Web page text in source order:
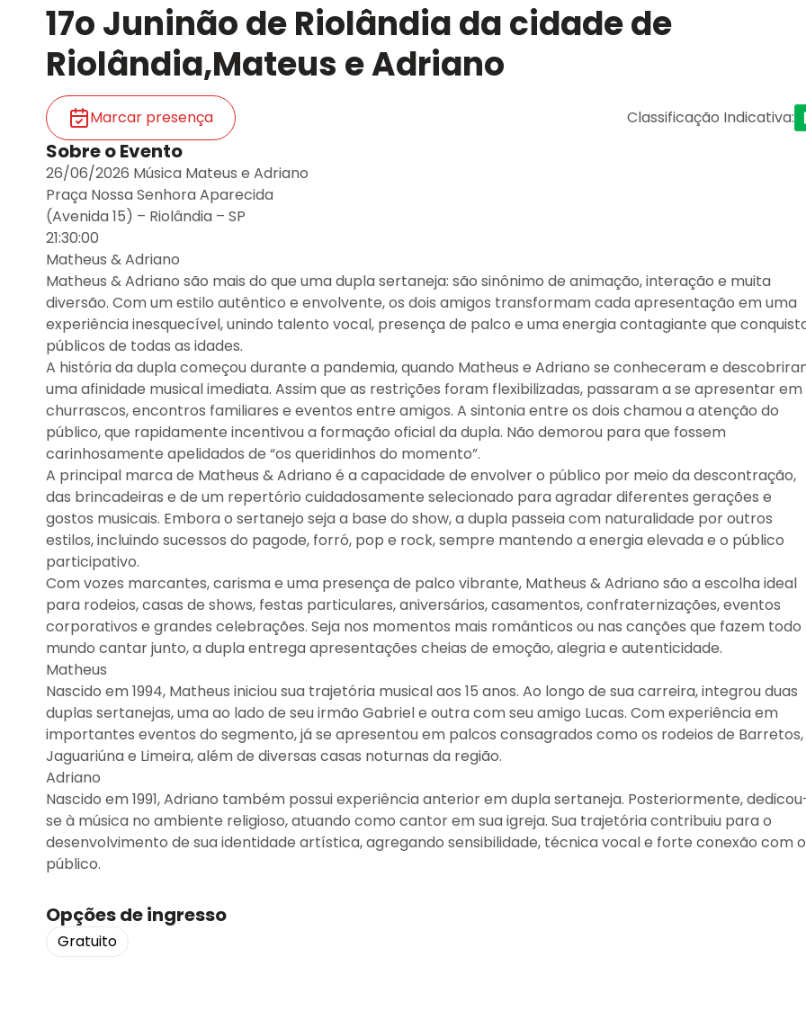
17o Juninão de Riolândia da cidade de
Riolândia,Mateus e Adriano
Marcar presença Classificação Indicativa:
Sobre o Evento
26/06/2026 Música Mateus e Adriano
Praça Nossa Senhora Aparecida
(Avenida 15) – Riolândia – SP
21:30:00
Matheus & Adriano
Matheus & Adriano são mais do que uma dupla sertaneja: são sinônimo de animação, interação e muita
diversão. Com um estilo autêntico e envolvente, os dois amigos transformam cada apresentação em uma
experiência inesquecível, unindo talento vocal, presença de palco e uma energia contagiante que
públicos de todas as idades.
A história da dupla começou durante a pandemia, quando Matheus e Adriano se conheceram e
uma afinidade musical imediata. Assim que as restrições foram flexibilizadas, passaram a se apresentar em
churrascos, encontros familiares e eventos entre amigos. A sintonia entre os dois chamou a atenção do
público, que rapidamente incentivou a formação oficial da dupla. Não demorou para que fossem
carinhosamente apelidados de “os queridinhos do momento”.
A principal marca de Matheus & Adriano é a capacidade de envolver o público por meio da descontração,
das brincadeiras e de um repertório cuidadosamente selecionado para agradar diferentes gerações e
gostos musicais. Embora o sertanejo seja a base do show, a dupla passeia com naturalidade por outros
estilos, incluindo sucessos do pagode, forró, pop e rock, sempre mantendo a energia elevada e o público
participativo.
Com vozes marcantes, carisma e uma presença de palco vibrante, Matheus & Adriano são a escolha ideal
para rodeios, casas de shows, festas particulares, aniversários, casamentos, confraternizações, eventos
corporativos e grandes celebrações. Seja nos momentos mais românticos ou nas canções que fazem todo
mundo cantar junto, a dupla entrega apresentações cheias de emoção, alegria e autenticidade.
Matheus
Nascido em 1994, Matheus iniciou sua trajetória musical aos 15 anos. Ao longo de sua carreira, integrou duas
duplas sertanejas, uma ao lado de seu irmão Gabriel e outra com seu amigo Lucas. Com experiência em
importantes eventos do segmento, já se apresentou em palcos consagrados como os rodeios de Barretos,
Jaguariúna e Limeira, além de diversas casas noturnas da região.
Adriano
Nascido em 1991, Adriano também possui experiência anterior em dupla sertaneja. Posteriormente,
se à música no ambiente religioso, atuando como cantor em sua igreja. Sua trajetória contribuiu para o
desenvolvimento de sua identidade artística, agregando sensibilidade, técnica vocal e forte conexão com o
público.
Opções de ingresso
Gratuito